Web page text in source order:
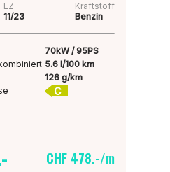
EZ
11/23
Kraftstoff
Benzin
70kW / 95PS
5.6 l/100 km
126 g/km
C
CHF 478.-/m